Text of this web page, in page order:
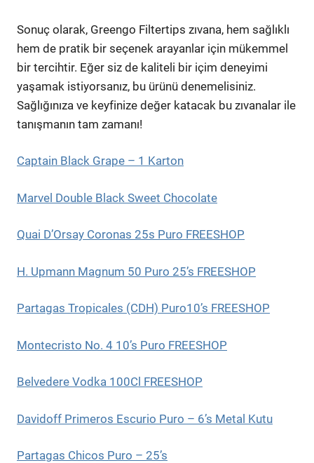
Sonuç olarak, Greengo Filtertips zıvana, hem sağlıklı
hem de pratik bir seçenek arayanlar için mükemmel
bir tercihtir. Eğer siz de kaliteli bir içim deneyimi
yaşamak istiyorsanız, bu ürünü denemelisiniz.
Sağlığınıza ve keyfinize değer katacak bu zıvanalar ile
tanışmanın tam zamanı!
Captain Black Grape – 1 Karton
Marvel Double Black Sweet Chocolate
Quai D’Orsay Coronas 25s Puro FREESHOP
H. Upmann Magnum 50 Puro 25’s FREESHOP
Partagas Tropicales (CDH) Puro10’s FREESHOP
Montecristo No. 4 10’s Puro FREESHOP
Belvedere Vodka 100Cl FREESHOP
Davidoff Primeros Escurio Puro – 6’s Metal Kutu
Partagas Chicos Puro – 25’s